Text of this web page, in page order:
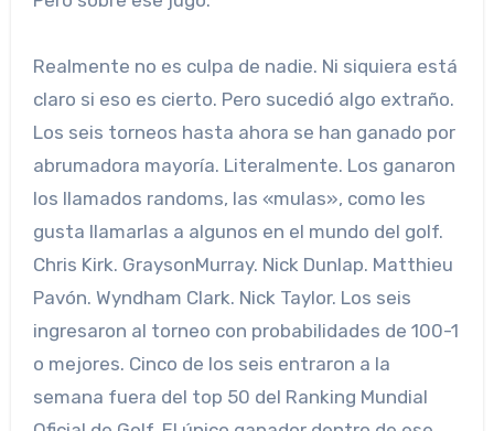
Realmente no es culpa de nadie. Ni siquiera está
claro si eso es cierto. Pero sucedió algo extraño.
Los seis torneos hasta ahora se han ganado por
abrumadora mayoría. Literalmente. Los ganaron
los llamados randoms, las «mulas», como les
gusta llamarlas a algunos en el mundo del golf.
Chris Kirk. GraysonMurray. Nick Dunlap. Matthieu
Pavón. Wyndham Clark. Nick Taylor. Los seis
ingresaron al torneo con probabilidades de 100-1
o mejores. Cinco de los seis entraron a la
semana fuera del top 50 del Ranking Mundial